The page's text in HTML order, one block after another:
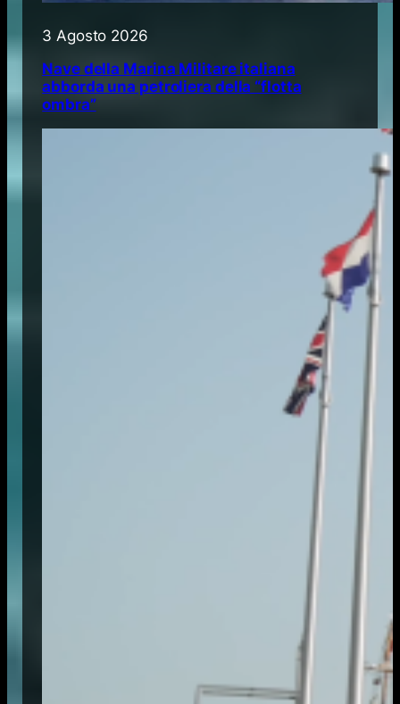
3 Agosto 2026
Nave della Marina Militare italiana
abborda una petroliera della “flotta
ombra”